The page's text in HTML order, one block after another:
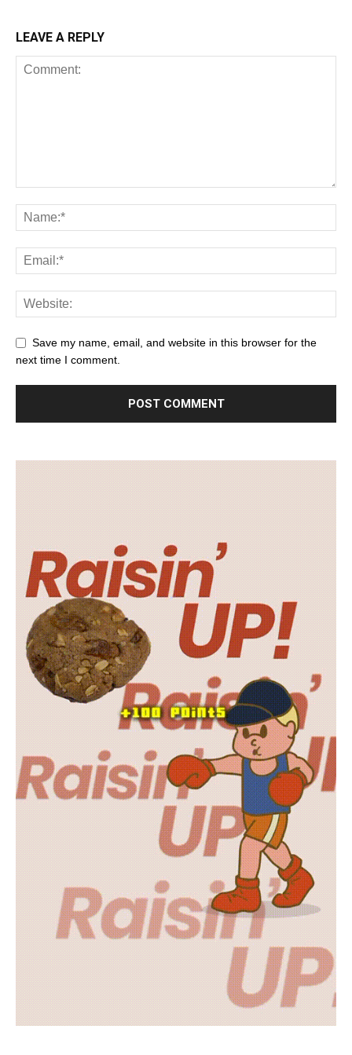
LEAVE A REPLY
Save my name, email, and website in this browser for the
next time I comment.